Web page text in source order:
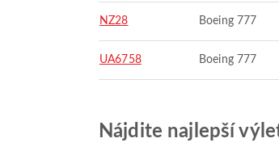
NZ28 Boeing 777
UA6758 Boeing 777
Nájdite najlepší